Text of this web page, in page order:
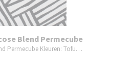
Blend Permecube
Permecube Kleuren: Tofu…